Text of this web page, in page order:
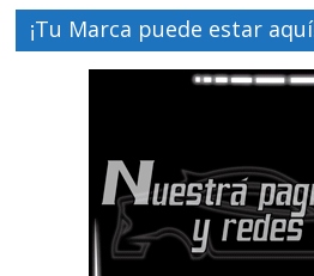
¡Tu Marca puede estar